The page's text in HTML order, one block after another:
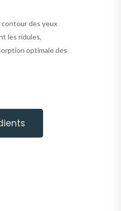
des yeux
les ridules,
optimale des